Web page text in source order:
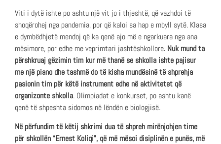
Viti i dytë ishte po ashtu një vit jo i thjeshtë, që vazhdoi të
shoqërohej nga pandemia, por që kaloi sa hap e mbyll sytë. Klasa
e dymbëdhjetë mendoj që ka qenë ajo më e ngarkuara nga ana
mësimore, por edhe me veprimtari jashtëshkollore. Nuk mund ta
përshkruaj gëzimin tim kur më thanë se shkolla ishte pajisur
me një piano dhe tashmë do të kisha mundësinë të shprehja
pasionin tim për këtë instrument edhe në aktivitetet që
organizonte shkolla. Olimpiadat e konkurset, po ashtu kanë
qenë të shpeshta sidomos në lëndën e biologjisë.
Në përfundim të këtij shkrimi dua të shpreh mirënjohjen time
për shkollën “Ernest Koliqi”, që më mësoi disiplinën e punës, më